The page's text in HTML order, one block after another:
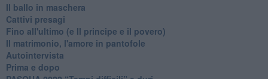
Il ballo in maschera
Cattivi presagi
Fino all'ultimo (e Il principe e il povero)
Il matrimonio, l'amore in pantofole
Autointervista
Prima e dopo